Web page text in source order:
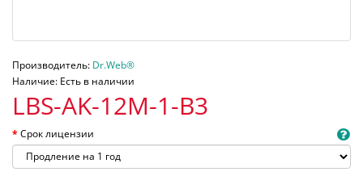
Производитель: Dr.Web®
Наличие: Есть в наличии
LBS-AK-12M-1-B3
Срок лицензии